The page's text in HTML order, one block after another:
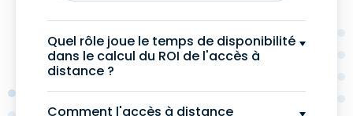
Quel rôle joue le temps de disponibilité
dans le calcul du ROI de l'accès à
distance ?
Comment l'accès à distance